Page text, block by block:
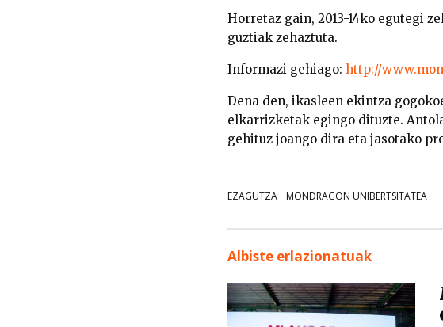
Horretaz gain, 2013-14ko egutegi
guztiak zehaztuta.
Informazi gehiago: http://
Dena den, ikasleen ekintza
elkarrizketak egingo dituzte.
gehituz joango dira eta jasotako
EZAGUTZA MONDRAGON UNIBERTSITATEA
Albiste erlazionatuak